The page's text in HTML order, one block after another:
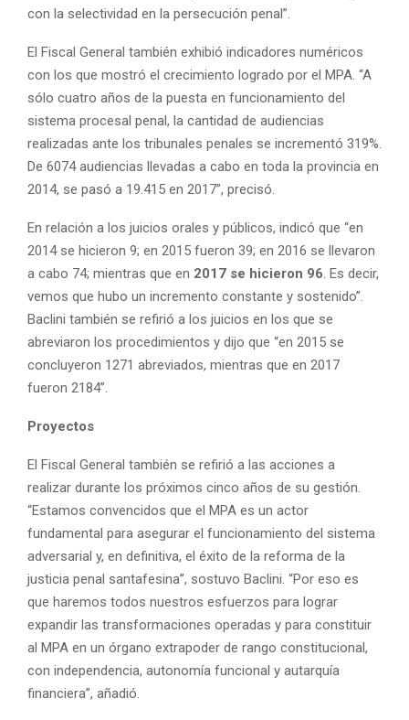
con la selectividad en la persecución penal”.
El Fiscal General también exhibió indicadores numéricos
con los que mostró el crecimiento logrado por el MPA. “A
sólo cuatro años de la puesta en funcionamiento del
sistema procesal penal, la cantidad de audiencias
realizadas ante los tribunales penales se incrementó 319%.
De 6074 audiencias llevadas a cabo en toda la provincia en
2014, se pasó a 19.415 en 2017”, precisó.
En relación a los juicios orales y públicos, indicó que “en
2014 se hicieron 9; en 2015 fueron 39; en 2016 se llevaron
a cabo 74; mientras que en 2017 se hicieron 96 . Es decir,
vemos que hubo un incremento constante y sostenido”.
Baclini también se refirió a los juicios en los que se
abreviaron los procedimientos y dijo que “en 2015 se
concluyeron 1271 abreviados, mientras que en 2017
fueron 2184”.
Proyectos
El Fiscal General también se refirió a las acciones a
realizar durante los próximos cinco años de su gestión.
“Estamos convencidos que el MPA es un actor
fundamental para asegurar el funcionamiento del sistema
adversarial y, en definitiva, el éxito de la reforma de la
justicia penal santafesina”, sostuvo Baclini. “Por eso es
que haremos todos nuestros esfuerzos para lograr
expandir las transformaciones operadas y para constituir
al MPA en un órgano extrapoder de rango constitucional,
con independencia, autonomía funcional y autarquía
financiera”, añadió.